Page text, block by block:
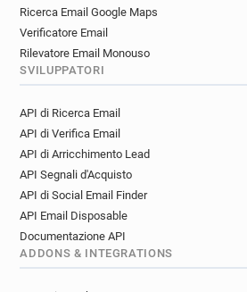
Ricerca Email Google Maps
Verificatore Email
Rilevatore Email Monouso
SVILUPPATORI
API di Ricerca Email
API di Verifica Email
API di Arricchimento Lead
API Segnali d'Acquisto
API di Social Email Finder
API Email Disposable
Documentazione API
ADDONS & INTEGRATIONS